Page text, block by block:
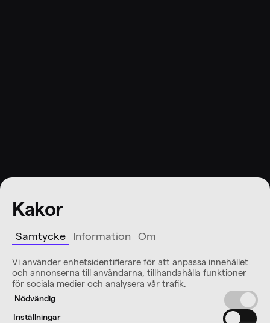
Kakor
Samtycke Information Om
Vi använder enhetsidentifierare för att anpassa innehållet
och annonserna till användarna, tillhandahålla funktioner
för sociala medier och analysera vår trafik.
Nödvändig
Inställningar